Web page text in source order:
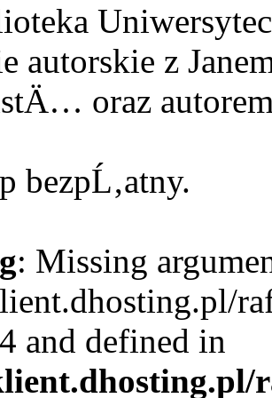
autorskie z
oraz
: Missing
and defined in